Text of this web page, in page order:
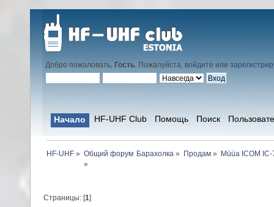
Добро пожаловать, Гость. Пожалуйста, войдите или
Начало HF-UHF Club Помощь Поиск
HF-UHF»
Общий форум
»
Барахолка » Продам » Müüa ICOM
Страницы: [1]